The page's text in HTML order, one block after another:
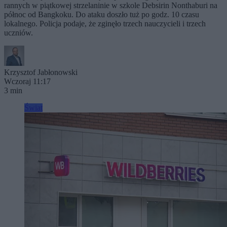
rannych w piątkowej strzelaninie w szkole Debsirin Nonthaburi na
północ od Bangkoku. Do ataku doszło tuż po godz. 10 czasu
lokalnego. Policja podaje, że zginęło trzech nauczycieli i trzech
uczniów.
Krzysztof Jabłonowski
Wczoraj 11:17
3 min